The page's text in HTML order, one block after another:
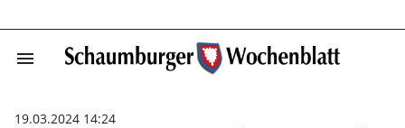
menu Info-
19.03.2024 14:24